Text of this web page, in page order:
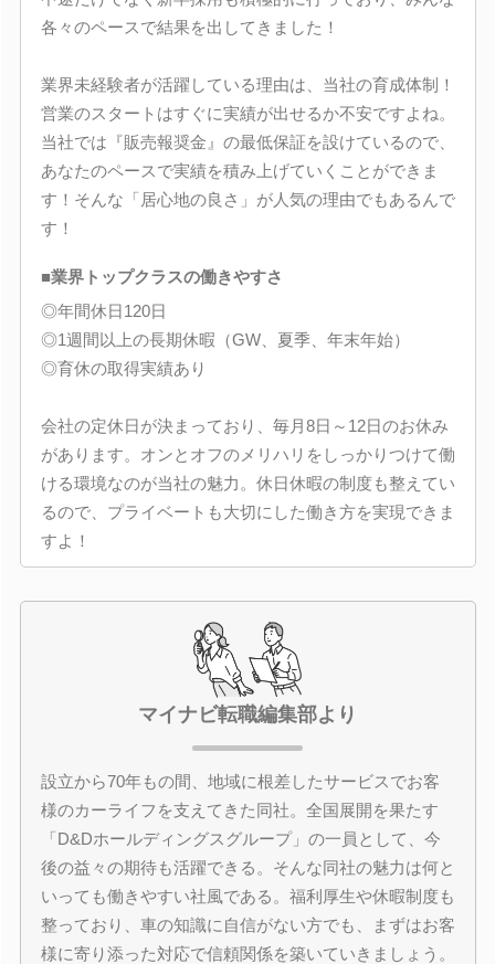
各々のペースで結果を出してきました！
業界未経験者が活躍している理由は、当社の育成体制！
営業のスタートはすぐに実績が出せるか不安ですよね。
当社では『販売報奨金』の最低保証を設けているので、
あなたのペースで実績を積み上げていくことができま
す！そんな「居心地の良さ」が人気の理由でもあるんで
す！
■業界トップクラスの働きやすさ
◎年間休日120日
◎1週間以上の長期休暇（GW、夏季、年末年始）
◎育休の取得実績あり
会社の定休日が決まっており、毎月8日～12日のお休み
があります。オンとオフのメリハリをしっかりつけて働
ける環境なのが当社の魅力。休日休暇の制度も整えてい
るので、プライベートも大切にした働き方を実現できま
すよ！
マイナビ転職編集部より
設立から70年もの間、地域に根差したサービスでお客
様のカーライフを支えてきた同社。全国展開を果たす
「D&Dホールディングスグループ」の一員として、今
後の益々の期待も活躍できる。そんな同社の魅力は何と
いっても働きやすい社風である。福利厚生や休暇制度も
整っており、車の知識に自信がない方でも、まずはお客
様に寄り添った対応で信頼関係を築いていきましょう。